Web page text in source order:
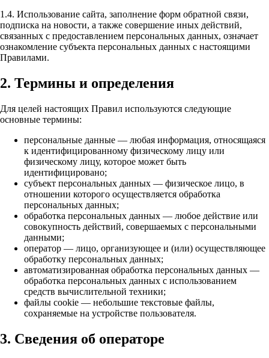
1.4. Использование сайта, заполнение форм обратной связи,
подписка на новости, а также совершение иных действий,
связанных с предоставлением персональных данных, означает
ознакомление субъекта персональных данных с настоящими
Правилами.
2. Термины и определения
Для целей настоящих Правил используются следующие
основные термины:
персональные данные — любая информация, относящаяся
к идентифицированному физическому лицу или
физическому лицу, которое может быть
идентифицировано;
субъект персональных данных — физическое лицо, в
отношении которого осуществляется обработка
персональных данных;
обработка персональных данных — любое действие или
совокупность действий, совершаемых с персональными
данными;
оператор — лицо, организующее и (или) осуществляющее
обработку персональных данных;
автоматизированная обработка персональных данных —
обработка персональных данных с использованием
средств вычислительной техники;
файлы cookie — небольшие текстовые файлы,
сохраняемые на устройстве пользователя.
3. Сведения об операторе